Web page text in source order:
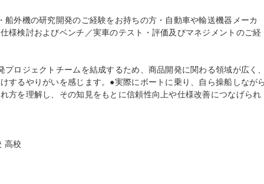
船外機の研究開発のご経験をお持ちの方・自動車や輸送機器メーカ
様検討およびベンチ／実車のテスト・評価及びマネジメントのご経
プロジェクトチームを結成するため、商品開発に関わる領域が広く
するやりがいを感じます。●実際にボートに乗り、自ら操船しなが
方を理解し、その知見をもとに信頼性向上や仕様改善につなげられ
高校